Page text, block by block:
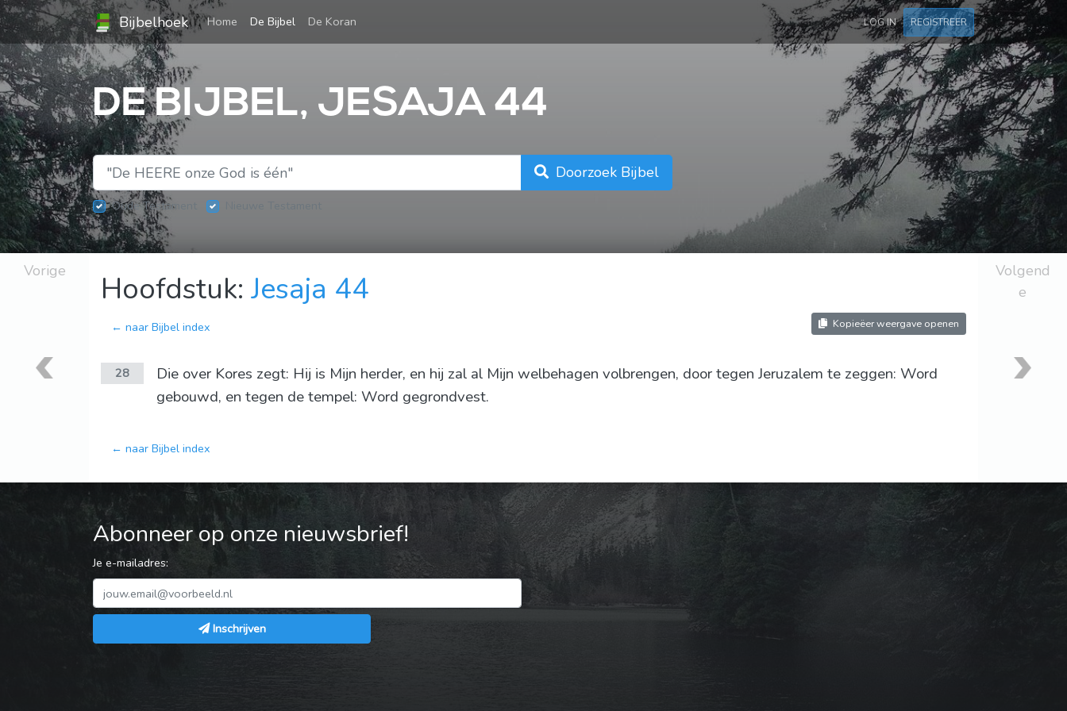
Bijbelhoek Home (current)
De Bijbel De Koran LOG IN REGISTREER
DE BIJBEL, JESAJA 44
Doorzoek Bijbel
Oude Testament
Vorige Hoofdstuk: Jesaja 44
← naar Bijbel index Kopieëer weergave openen
28
Die over Kores zegt: Hij is Mijn herder, en hij zal al Mijn welbehagen volbrengen, door tegen Jeruzalem te zeggen: Word
gebouwd, en tegen de tempel: Word gegrondvest.
← naar Bijbel index
Volgend
e
Abonneer op onze nieuwsbrief!
Je e-mailadres:
Inschrijven